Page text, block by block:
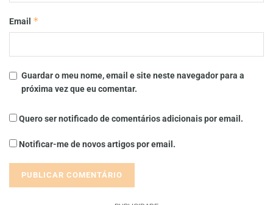
Email *
Guardar o meu nome, email e site neste navegador para a
próxima vez que eu comentar.
Quero ser notificado de comentários adicionais por email.
Notificar-me de novos artigos por email.